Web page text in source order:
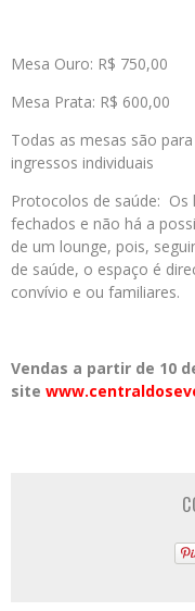
Mesa Ouro: R$ 750,00
Mesa Prata: R$ 600,00
Todas as mesas são
ingressos individuais
Protocolos de saúde: Os
fechados e não há a
de um lounge, pois,
de saúde, o espaço é
convívio e ou familiares.
Vendas a partir de 10
site